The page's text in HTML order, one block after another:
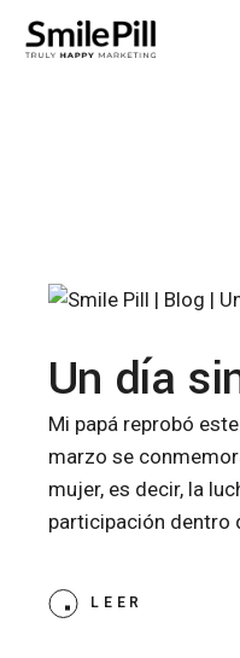
Un día
Mi papá reprobó
marzo se
mujer, es decir, la
participación dentro
LEER